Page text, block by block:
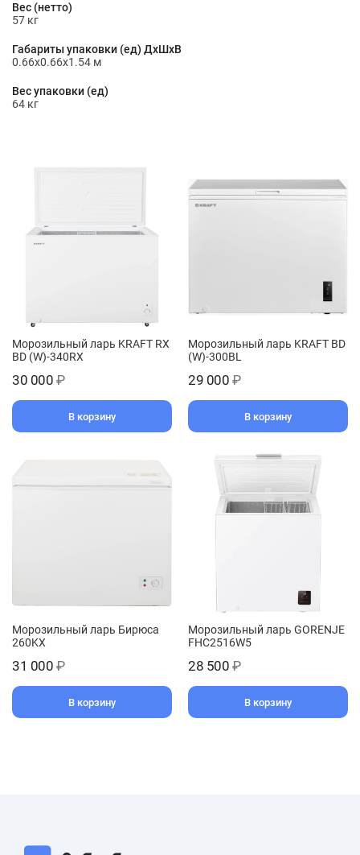
Вес (нетто)
57 кг
Габариты упаковки (ед) ДхШхВ
0.66x0.66x1.54 м
Вес упаковки (ед)
64 кг
Морозильный ларь KRAFT RX
BD (W)-340RX
30 000 ₽
В корзину
Морозильный ларь KRAFT BD
(W)-300BL
29 000 ₽
В корзину
Морозильный ларь Бирюса
260KX
31 000 ₽
В корзину
Морозильный ларь GORENJE
FHC2516W5
28 500 ₽
В корзину